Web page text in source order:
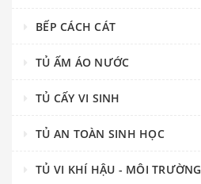
BẾP CÁCH CÁT
TỦ ẤM ÁO NƯỚC
TỦ CẤY VI SINH
TỦ AN TOÀN SINH HỌC
TỦ VI KHÍ HẬU - MÔI TRƯỜNG